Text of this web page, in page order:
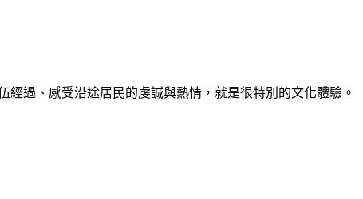
過、感受沿途居民的虔誠與熱情，就是很特別的文化體驗。